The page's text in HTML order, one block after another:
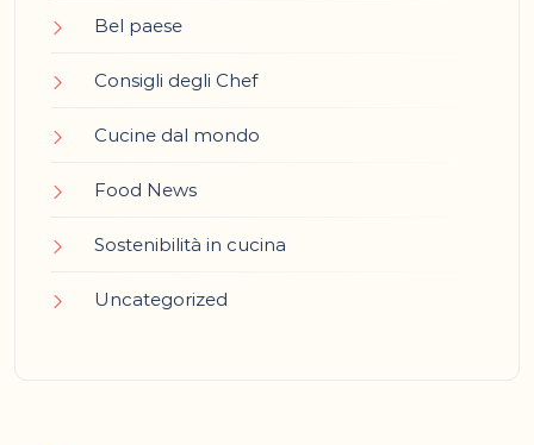
Bel paese
Consigli degli Chef
Cucine dal mondo
Food News
Sostenibilità in cucina
Uncategorized